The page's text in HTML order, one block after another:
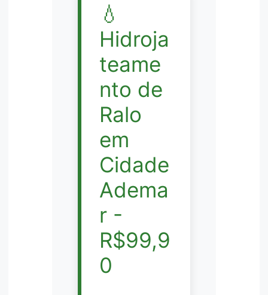
💧
Hidroja
teame
nto de
Ralo
em
Cidade
Adema
r -
R$99,9
0